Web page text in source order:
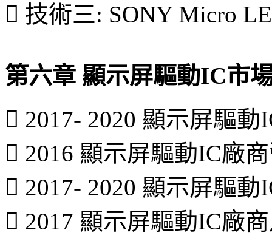
 技術三: SONY Micro
第六章 顯示屏驅動IC市
 2017- 2020 顯示屏驅
 2016 顯示屏驅動IC廠
 2017- 2020 顯示屏驅
 2017 顯示屏驅動IC廠